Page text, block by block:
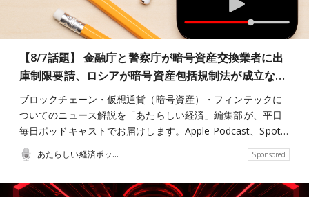
【8/7話題】 金融庁と警察庁が暗号資産交換業者に出
庫制限要請、ロシアが暗号資産包括規制法が成立な…
ブロックチェーン・仮想通貨（暗号資産）・フィンテックに
ついてのニュース解説を「あたらしい経済」編集部が、平日
毎日ポッドキャストでお届けします。Apple Podcast、Spot…
あたらしい経済ポッドキャスト Sponsored